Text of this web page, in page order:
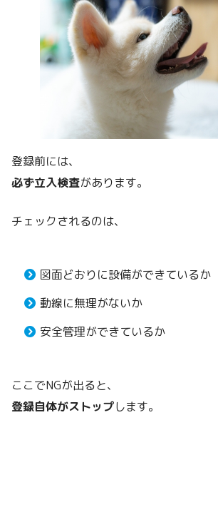
登録前には、
必ず立入検査があります。
チェックされるのは、
図面どおりに設備ができているか
動線に無理がないか
安全管理ができているか
ここでNGが出ると、
登録自体がストップします。